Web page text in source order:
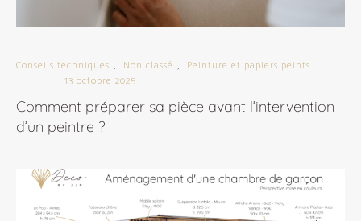
Conseils techniques , Non classé ,
Peinture et papiers peints
13 octobre 2025
Comment préparer sa pièce avant l’intervention
d’un peintre ?